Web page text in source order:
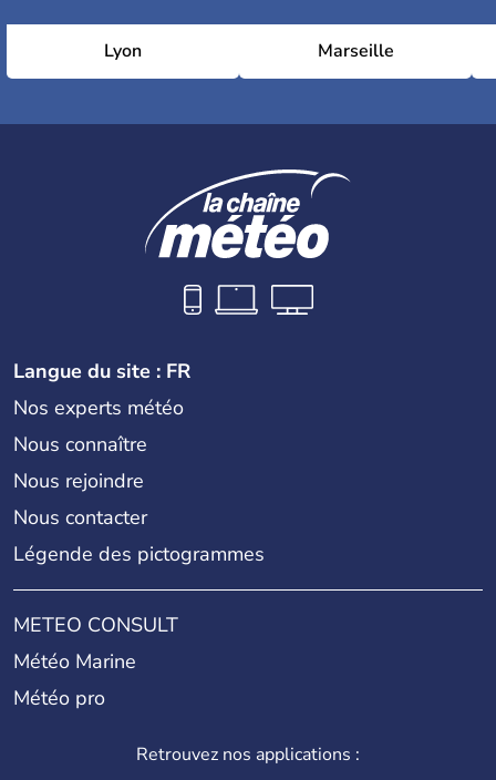
Lyon Marseille
Langue du site : FR
Nos experts météo
Nous connaître
Nous rejoindre
Nous contacter
Légende des pictogrammes
METEO CONSULT
Météo Marine
Météo pro
Retrouvez nos applications :